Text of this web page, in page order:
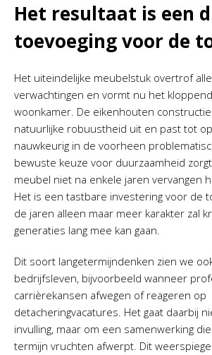
Het resultaat is een
toevoeging voor de
Het uiteindelijke meubelstuk overtrof
verwachtingen en vormt nu het
woonkamer. De eikenhouten
natuurlijke robuustheid uit en past tot
nauwkeurig in de voorheen
bewuste keuze voor duurzaamheid
meubel niet na enkele jaren vervangen
Het is een tastbare investering voor de
de jaren alleen maar meer karakter zal
generaties lang mee kan gaan.
Dit soort langetermijndenken zien we
bedrijfsleven, bijvoorbeeld wanneer
carrièrekansen afwegen of reageren op
detacheringvacatures. Het gaat daarbij
invulling, maar om een samenwerking
termijn vruchten afwerpt. Dit